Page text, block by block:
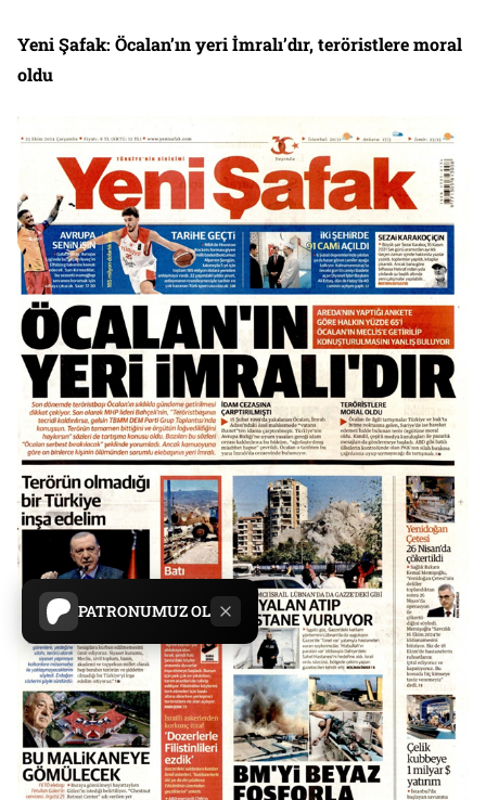
PATRONUMUZ OL
Yeni Şafak: Öcalan’ın yeri İmralı’dır, teröristlere moral
oldu